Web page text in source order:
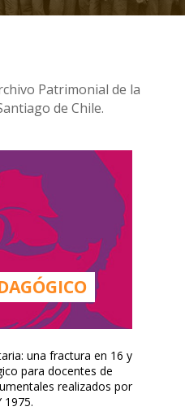
Patrimonial de la
de Chile.
una fractura en 16 y
para docentes de
realizados por
1975.